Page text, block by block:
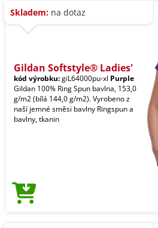
Skladem: na dotaz
Gildan Softstyle® Ladies'
kód výrobku:giL64000pu-xl Purple
Gildan 100% Ring Spun bavlna, 153,0
g/m2 (bílá 144,0 g/m2). Vyrobeno z
naší jemné směsi bavlny Ringspun a
bavlny, tkanin